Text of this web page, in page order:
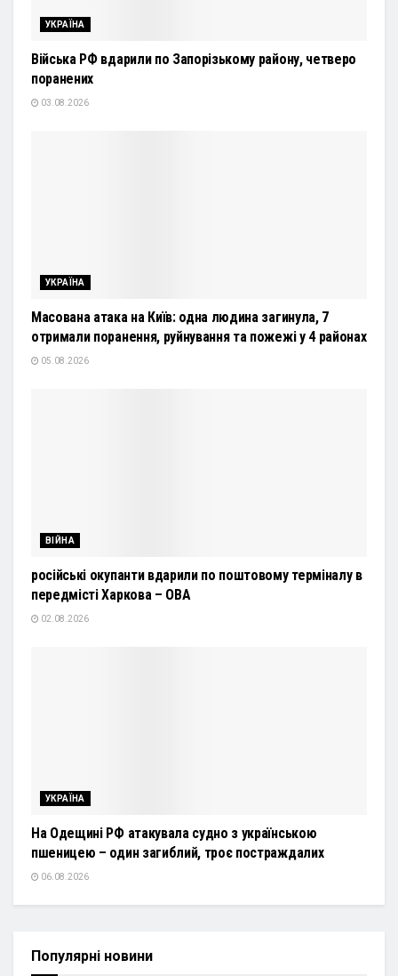
УКРАЇНА
Війська РФ вдарили по Запорізькому району, четверо
поранених
03.08.2026
УКРАЇНА
Масована атака на Київ: одна людина загинула, 7
отримали поранення, руйнування та пожежі у 4 районах
05.08.2026
ВІЙНА
російські окупанти вдарили по поштовому терміналу в
передмісті Харкова – ОВА
02.08.2026
УКРАЇНА
На Одещині РФ атакувала судно з українською
пшеницею – один загиблий, троє постраждалих
06.08.2026
Популярні новини